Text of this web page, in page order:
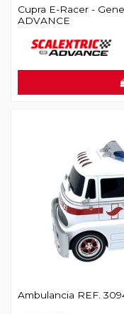
Cupra E-Racer -
ADVANCE
Ambulancia REF.